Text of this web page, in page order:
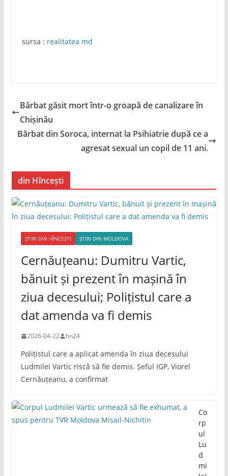
sursa : realitatea md
Bărbat găsit mort într-o groapă de canalizare în
Chișinău
Bărbat din Soroca, internat la Psihiatrie după ce a
agresat sexual un copil de 11 ani.
din Hîncești
ȘTIRI DIN HÎNCEȘTI ȘTIRI DIN MOLDOVA
Cernăuțeanu: Dumitru Vartic,
bănuit și prezent în mașină în
ziua decesului; Polițistul care a
dat amenda va fi demis
2026-04-22 hn24
Polițistul care a aplicat amenda în ziua decesului
Ludmilei Vartic riscă să fie demis. Șeful IGP, Viorel
Cernăuțeanu, a confirmat
Co
rp
ul
Lu
d
mi